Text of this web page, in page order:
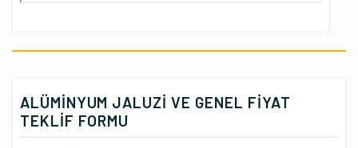
ALÜMINYUM JALUZİ VE GENEL FIYAT
TEKLIF FORMU